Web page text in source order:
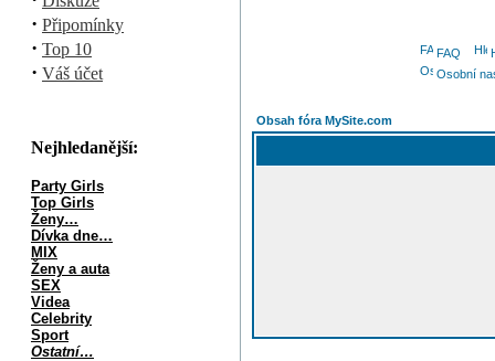
· Připomínky
· Top 10
· Váš účet
Nejhledanější:
Party Girls
Top Girls
Ženy…
Dívka dne…
MIX
Ženy a auta
SEX
Videa
Celebrity
Sport
Ostatní…
FAQ
Osobní
Obsah fóra MySite.com